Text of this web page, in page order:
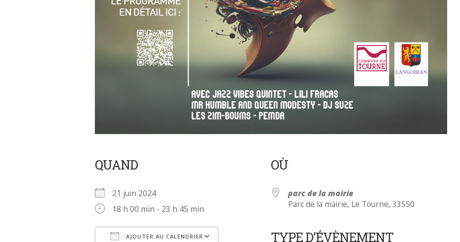
QUAND
21 juin 2024
18 h 00 min - 23 h 45 min
AJOUTER AU CALENDRIER
OÙ
parc de la mairie
Parc de la mairie, Le Tourne, 33550
TYPE D’ÉVÈNEMENT